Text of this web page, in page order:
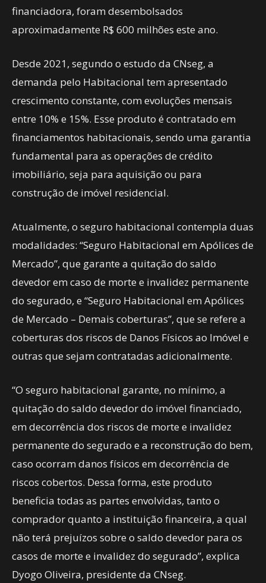
financiadora, foram desembolsados
aproximadamente R$ 600 milhões este ano.
Desde 2021, segundo o estudo da CNseg, a
demanda pelo Habitacional tem apresentado
crescimento constante, com evoluções mensais
entre 10% e 15%. Esse produto é contratado em
financiamentos habitacionais, sendo uma garantia
fundamental para as operações de crédito
imobiliário, seja para aquisição ou para
construção de imóvel residencial.
Atualmente, o seguro habitacional contempla duas
modalidades: “Seguro Habitacional em Apólices de
Mercado”, que garante a quitação do saldo
devedor em caso de morte e invalidez permanente
do segurado, e “Seguro Habitacional em Apólices
de Mercado – Demais coberturas”, que se refere a
coberturas dos riscos de Danos Físicos ao Imóvel e
outras que sejam contratadas adicionalmente.
“O seguro habitacional garante, no mínimo, a
quitação do saldo devedor do imóvel financiado,
em decorrência dos riscos de morte e invalidez
permanente do segurado e a reconstrução do bem,
caso ocorram danos físicos em decorrência de
riscos cobertos. Dessa forma, este produto
beneficia todas as partes envolvidas, tanto o
comprador quanto a instituição financeira, a qual
não terá prejuízos sobre o saldo devedor para os
casos de morte e invalidez do segurado”, explica
Dyogo Oliveira, presidente da CNseg.